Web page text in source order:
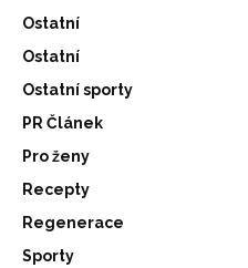
Ostatní
Ostatní
Ostatní sporty
PR Článek
Pro ženy
Recepty
Regenerace
Sporty